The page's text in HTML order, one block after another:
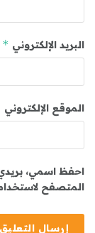
البريد الإلكتروني *
الموقع الإلكتروني
احفظ اسمي، بريدي
المتصفح